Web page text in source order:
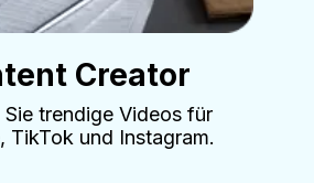
Creator
Sie trendige Videos für
TikTok und Instagram.